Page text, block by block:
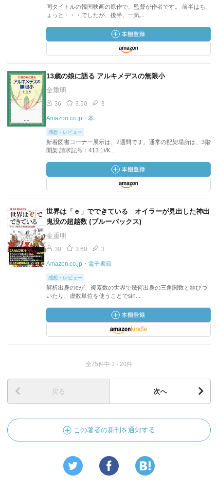
同タイトルの韓国映画の原作で、監督が作者です。 前半はち
ょっと・・・でしたが、後半、一気...
13歳の娘に語る アルキメデスの無限小
金重明
36 3.50 3
Amazon.co.jp・本
感想・レビュー
新着図書コーナー展示は、2週間です。通常の配架場所は、3階
開架 請求記号：413.1//K...
世界は「ｅ」でできている オイラーが見出した神出
鬼没の超越数 (ブルーバックス)
金重明
30 3.60 3
Amazon.co.jp・電子書籍
感想・レビュー
解析出身のeが、複素数の世界で幾何出身の三角関数と結びつ
いたり、虚数単位を使うことでsin...
全75件中 1 - 20件
戻る 次へ
この著者の新刊を通知する